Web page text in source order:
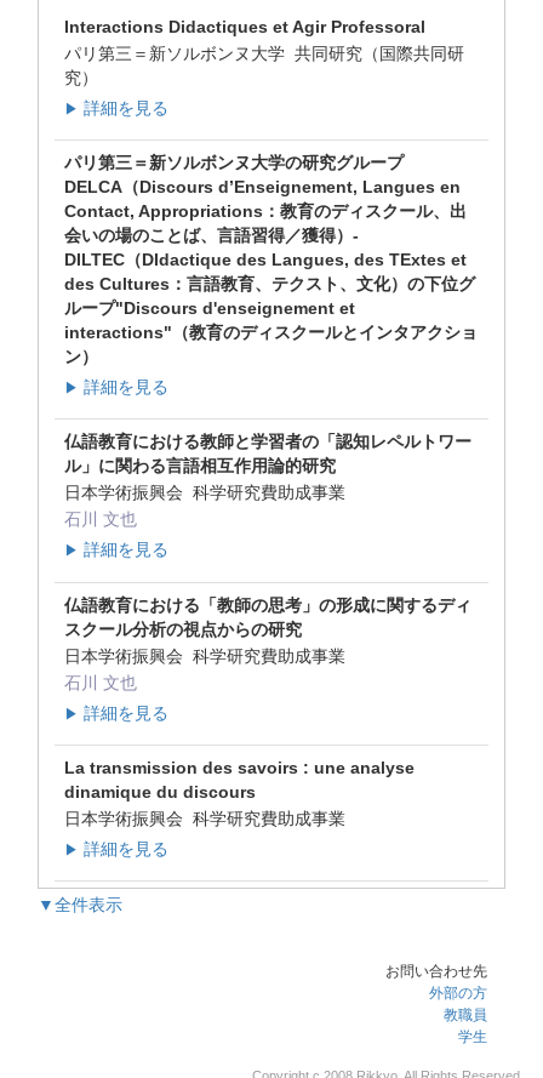
Interactions Didactiques et Agir Professoral
パリ第三＝新ソルボンヌ大学 共同研究（国際共同研
究）
▶ 詳細を見る
パリ第三＝新ソルボンヌ大学の研究グループ
DELCA（Discours d’Enseignement, Langues en
Contact, Appropriations：教育のディスクール、出
会いの場のことば、言語習得／獲得）-
DILTEC（DIdactique des Langues, des TExtes et
des Cultures：言語教育、テクスト、文化）の下位グ
ループ"Discours d'enseignement et
interactions"（教育のディスクールとインタアクショ
ン）
▶ 詳細を見る
仏語教育における教師と学習者の「認知レペルトワー
ル」に関わる言語相互作用論的研究
日本学術振興会 科学研究費助成事業
石川 文也
▶ 詳細を見る
仏語教育における「教師の思考」の形成に関するディ
スクール分析の視点からの研究
日本学術振興会 科学研究費助成事業
石川 文也
▶ 詳細を見る
La transmission des savoirs : une analyse
dinamique du discours
日本学術振興会 科学研究費助成事業
▶ 詳細を見る
▼全件表示
お問い合わせ先
外部の方
教職員
学生